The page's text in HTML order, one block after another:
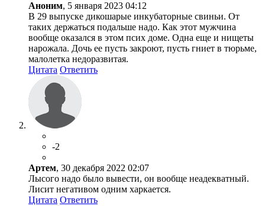
Аноним, 5 января 2023 04:12
В 29 выпуске дикошарые инкубаторные свиньи. От
таких держаться подальше надо. Как этот мужчина
вообще оказался в этом псих доме. Одна еще и нищеты
нарожала. Дочь ее пусть закроют, пусть гниет в тюрьме,
малолетка недоразвитая.
Цитата Ответить
-2
Артем, 30 декабря 2022 02:07
Лысого надо было вывести, он вообще неадекватный.
Лисит негативом одним харкается.
Цитата Ответить